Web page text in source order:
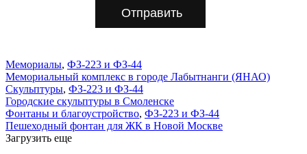
Отправить
Мемориалы, ФЗ-223 и ФЗ-44
Мемориальный комплекс в городе Лабытнанги (ЯНАО)
Скульптуры, ФЗ-223 и ФЗ-44
Городские скульптуры в Смоленске
Фонтаны и благоустройство, ФЗ-223 и ФЗ-44
Пешеходный фонтан для ЖК в Новой Москве
Загрузить еще